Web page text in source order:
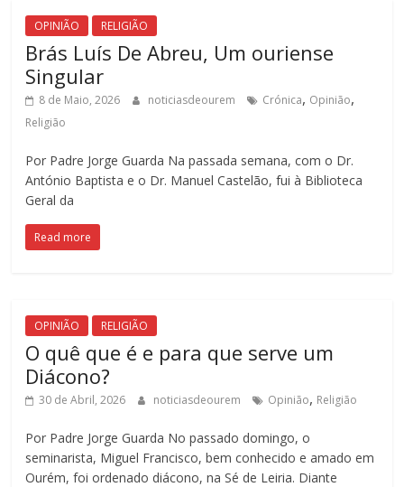
OPINIÃO RELIGIÃO
Brás Luís De Abreu, Um ouriense
Singular
8 de Maio, 2026 noticiasdeourem Crónica, Opinião,
Religião
Por Padre Jorge Guarda Na passada semana, com o Dr.
António Baptista e o Dr. Manuel Castelão, fui à Biblioteca
Geral da
Read more
OPINIÃO RELIGIÃO
O quê que é e para que serve um
Diácono?
30 de Abril, 2026 noticiasdeourem Opinião, Religião
Por Padre Jorge Guarda No passado domingo, o
seminarista, Miguel Francisco, bem conhecido e amado em
Ourém, foi ordenado diácono, na Sé de Leiria. Diante